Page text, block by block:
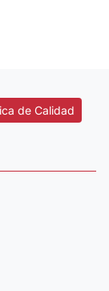
de Calidad